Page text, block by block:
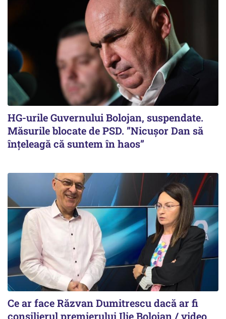
HG-urile Guvernului Bolojan, suspendate.
Măsurile blocate de PSD. ”Nicușor Dan să
înțeleagă că suntem în haos”
Ce ar face Răzvan Dumitrescu dacă ar fi
consilierul premierului Ilie Bolojan / video